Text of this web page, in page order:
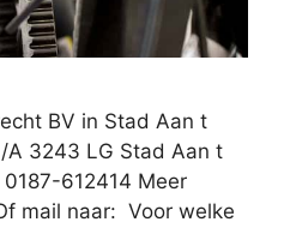
BV in Stad Aan t
3243 LG Stad Aan t
612414 Meer
mail naar: Voor welke